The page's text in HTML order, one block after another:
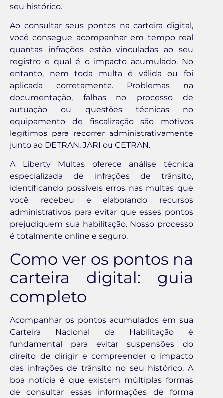
seu histórico.
Ao consultar seus pontos na carteira digital,
você consegue acompanhar em tempo real
quantas infrações estão vinculadas ao seu
registro e qual é o impacto acumulado. No
entanto, nem toda multa é válida ou foi
aplicada corretamente. Problemas na
documentação, falhas no processo de
autuação ou questões técnicas no
equipamento de fiscalização são motivos
legítimos para recorrer administrativamente
junto ao DETRAN, JARI ou CETRAN.
A Liberty Multas oferece análise técnica
especializada de infrações de trânsito,
identificando possíveis erros nas multas que
você recebeu e elaborando recursos
administrativos para evitar que esses pontos
prejudiquem sua habilitação. Nosso processo
é totalmente online e seguro.
Como ver os pontos na
carteira digital: guia
completo
Acompanhar os pontos acumulados em sua
Carteira Nacional de Habilitação é
fundamental para evitar suspensões do
direito de dirigir e compreender o impacto
das infrações de trânsito no seu histórico. A
boa notícia é que existem múltiplas formas
de consultar essas informações de forma